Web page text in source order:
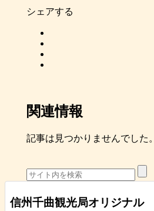
シェアする
関連情報
記事は見つかりませんでした。
信州千曲観光局オリジナル